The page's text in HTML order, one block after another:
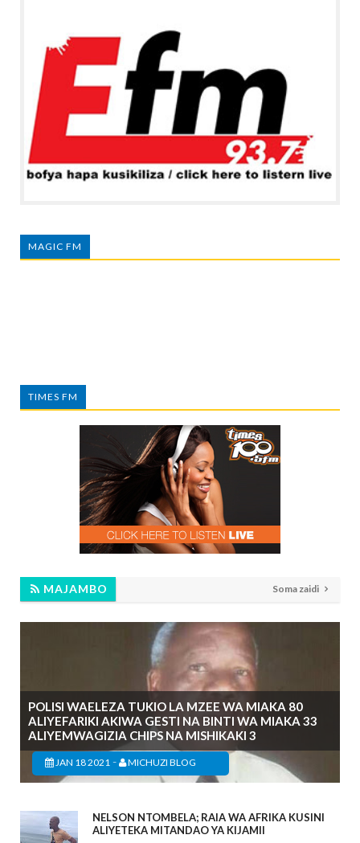
MAGIC FM
TIMES FM
MAJAMBO Soma zaidi
POLISI WAELEZA TUKIO LA MZEE WA MIAKA 80
ALIYEFARIKI AKIWA GESTI NA BINTI WA MIAKA 33
ALIYEMWAGIZIA CHIPS NA MISHIKAKI 3
JAN 18 2021 - MICHUZI BLOG
NELSON NTOMBELA; RAIA WA AFRIKA KUSINI
ALIYETEKA MITANDAO YA KIJAMII